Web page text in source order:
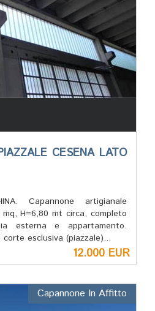
CESENA LATO
Capannone artigianale
H=6,80 mt circa, completo
esterna e appartamento.
esclusiva (piazzale)...
12.000 EUR
Capannone In Affitto